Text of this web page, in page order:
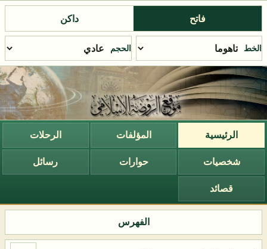
فاتح داكن
الخط الحجم
الرئيسية المؤلفات الرحلات
شخصيات حوارات رسائل
قصائد
الفهرس